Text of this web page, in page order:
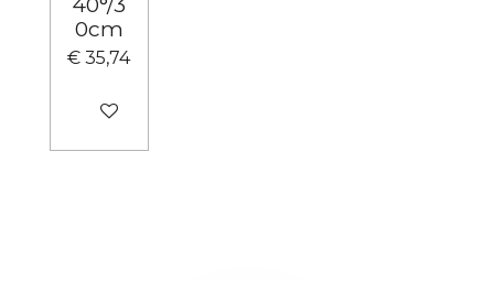
0cm
€ 35,74
In winkelwagen